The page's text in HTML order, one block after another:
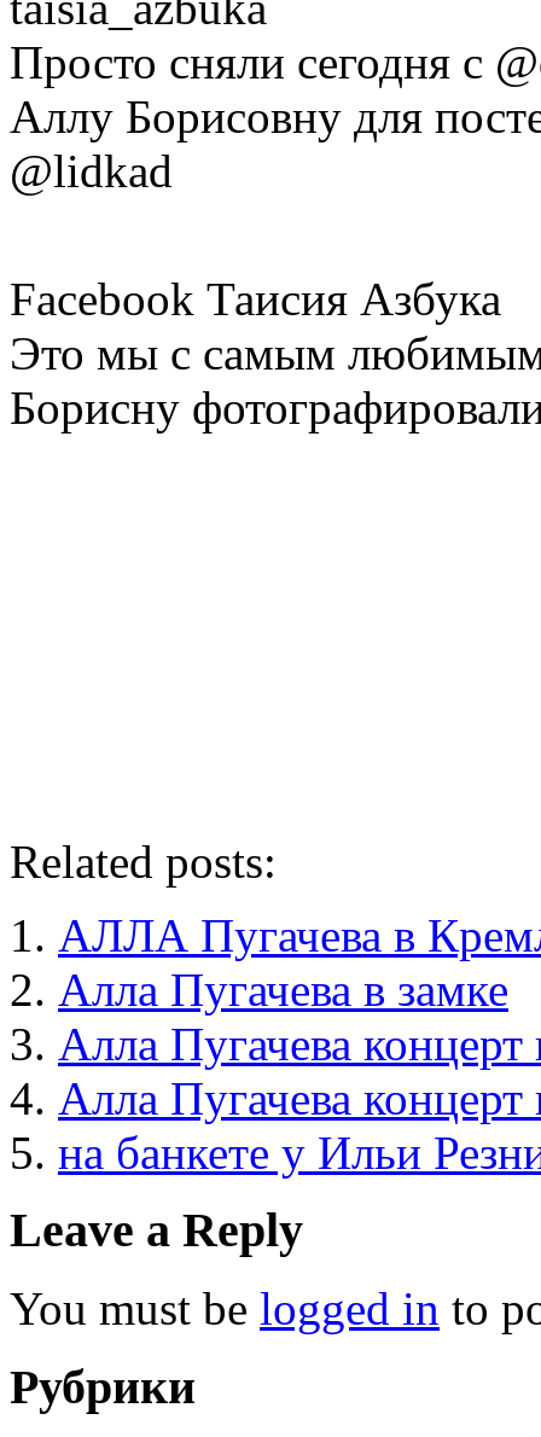
Просто сняли сегодня с
Аллу Борисовну для
@lidkad
Facebook Таисия Азбука
Это мы с самым любимым
Борисну
Related posts:
АЛЛА Пугачева в
Алла Пугачева в замке
Алла Пугачева
Алла Пугачева
на банкете у Ильи
Leave a Reply
You must be logged in to
Рубрики